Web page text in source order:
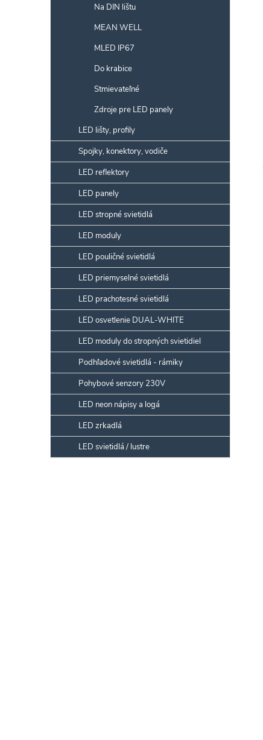
Na DIN lištu
MEAN WELL
MLED IP67
Do krabice
Stmievateľné
Zdroje pre LED panely
LED lišty, profily
Spojky, konektory, vodiče
LED reflektory
LED panely
LED stropné svietidlá
LED moduly
LED pouličné svietidlá
LED priemyselné svietidlá
LED prachotesné svietidlá
LED osvetlenie DUAL-WHITE
LED moduly do stropných svietidiel
Podhľadové svietidlá - rámiky
Pohybové senzory 230V
LED neon nápisy a logá
LED zrkadlá
LED svietidlá / lustre